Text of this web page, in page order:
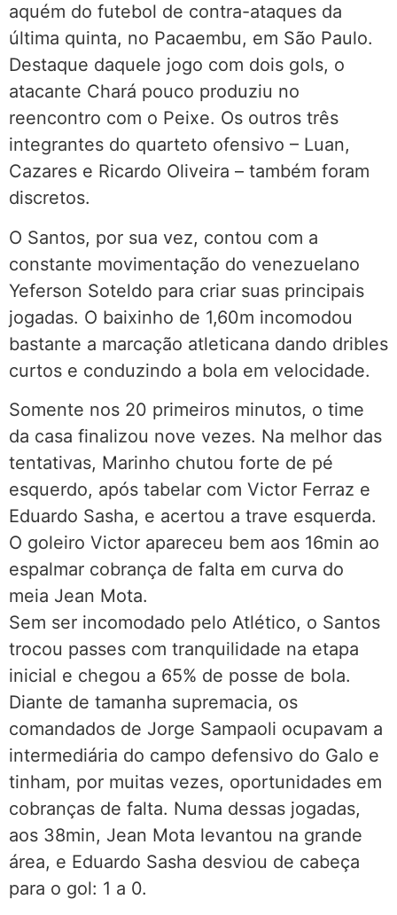
aquém do futebol de contra-ataques da
última quinta, no Pacaembu, em São Paulo.
Destaque daquele jogo com dois gols, o
atacante Chará pouco produziu no
reencontro com o Peixe. Os outros três
integrantes do quarteto ofensivo – Luan,
Cazares e Ricardo Oliveira – também foram
discretos.
O Santos, por sua vez, contou com a
constante movimentação do venezuelano
Yeferson Soteldo para criar suas principais
jogadas. O baixinho de 1,60m incomodou
bastante a marcação atleticana dando dribles
curtos e conduzindo a bola em velocidade.
Somente nos 20 primeiros minutos, o time
da casa finalizou nove vezes. Na melhor das
tentativas, Marinho chutou forte de pé
esquerdo, após tabelar com Victor Ferraz e
Eduardo Sasha, e acertou a trave esquerda.
O goleiro Victor apareceu bem aos 16min ao
espalmar cobrança de falta em curva do
meia Jean Mota.
Sem ser incomodado pelo Atlético, o Santos
trocou passes com tranquilidade na etapa
inicial e chegou a 65% de posse de bola.
Diante de tamanha supremacia, os
comandados de Jorge Sampaoli ocupavam a
intermediária do campo defensivo do Galo e
tinham, por muitas vezes, oportunidades em
cobranças de falta. Numa dessas jogadas,
aos 38min, Jean Mota levantou na grande
área, e Eduardo Sasha desviou de cabeça
para o gol: 1 a 0.